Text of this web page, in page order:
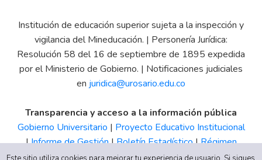
Institución de educación superior sujeta a la inspección y
vigilancia del Mineducación. | Personería Jurídica:
Resolución 58 del 16 de septiembre de 1895 expedida
por el Ministerio de Gobierno. | Notificaciones judiciales
en juridica@urosario.edu.co
Transparencia y acceso a la información pública
Gobierno Universitario | Proyecto Educativo Institucional
|Informe de Gestión|Boletín Estadístico|Régimen
Tributario|Estados Financieros |Código de Ética| Canal